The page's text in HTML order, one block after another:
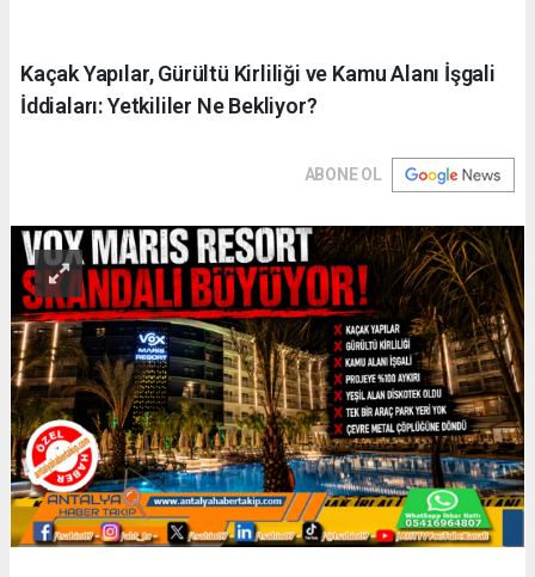
Kaçak Yapılar, Gürültü Kirliliği ve Kamu Alanı İşgali
İddiaları: Yetkililer Ne Bekliyor?
ABONE OL